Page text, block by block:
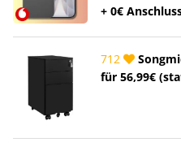
+ 0€
712
für 56,99€